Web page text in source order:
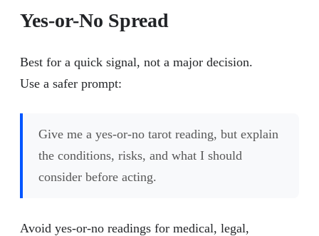
Yes-or-No Spread
Best for a quick signal, not a major decision.
Use a safer prompt:
Give me a yes-or-no tarot reading, but explain
the conditions, risks, and what I should
consider before acting.
Avoid yes-or-no readings for medical, legal,